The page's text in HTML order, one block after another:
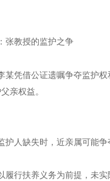
张教授的监护之争
某凭借公证遗嘱争夺监护权
亲权益。
护人缺失时，近亲属可能争
履行扶养义务为前提，未实